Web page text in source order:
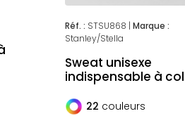
Réf. : STSU868 | Marque :
Stanley/Stella
Sweat unisexe
indispensable à
22 couleurs